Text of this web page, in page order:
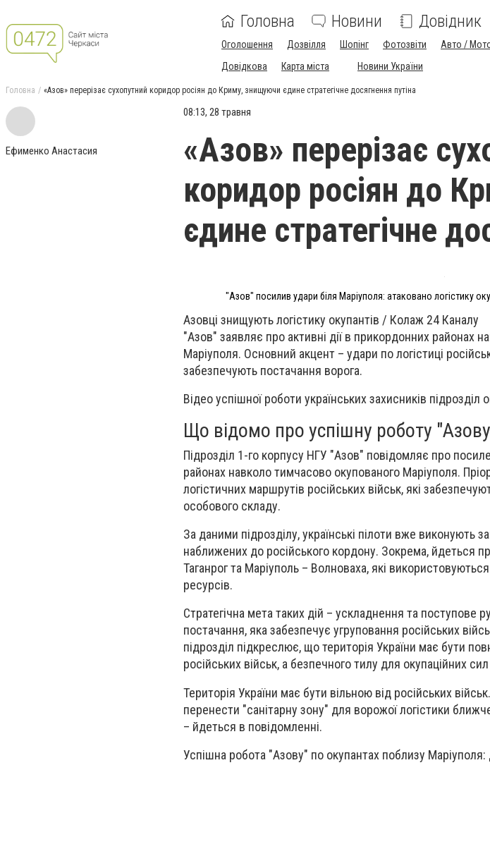
Головна Новини Довідник
Оголошення Дозвілля Шопінг Фотозвіти Авто /
Довідкова
Карта міста Новини України
Головна «Азов» перерізає сухопутний коридор росіян до Криму, знищуючи єдине стратегічне досягнення путіна
Ефименко Анастасия
08:13, 28 травня
«Азов» перерізає
коридор росіян до
єдине стратегічне
"Азов" посилив удари біля Маріуполя: атаковано логістику
Азовці знищують логістику окупантів / Колаж 24 Каналу
"Азов" заявляє про активні дії в прикордонних районах
Маріуполя. Основний акцент – удари по логістиці
забезпечують постачання ворога.
Відео успішної роботи українських захисників підрозділ
Що відомо про успішну роботу
Підрозділ 1-го корпусу НГУ "Азов" повідомляє про
районах навколо тимчасово окупованого Маріуполя.
логістичних маршрутів російських військ, які
особового складу.
За даними підрозділу, українські пілоти вже виконують
наближених до російського кордону. Зокрема, йдеться
Таганрог та Маріуполь – Волноваха, які
ресурсів.
Стратегічна мета таких дій – ускладнення та поступове
постачання, яка забезпечує угруповання російських
підрозділ підкреслює, що територія України має бути
російських військ, а безпечного тилу для окупаційних
Територія України має бути вільною від російських
перенести "санітарну зону" для ворожої логістики
– йдеться в повідомленні.
Успішна робота "Азову" по окупантах поблизу Маріуполя: